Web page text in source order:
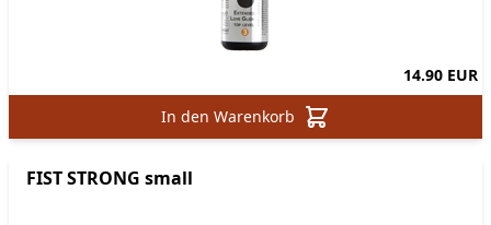
14.90 EUR
In den Warenkorb
FIST STRONG small